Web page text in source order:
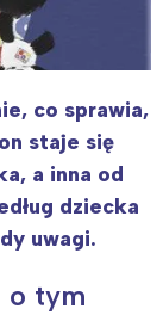
co sprawia,
staje się
a inna od
dziecka
uwagi.
o tym